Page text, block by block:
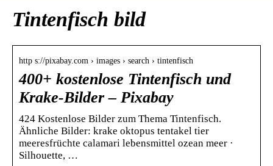
Tintenfisch bild
http s://pixabay.com › images › search › tintenfisch
400+ kostenlose Tintenfisch und
Krake-Bilder – Pixabay
424 Kostenlose Bilder zum Thema Tintenfisch.
Ähnliche Bilder: krake oktopus tentakel tier
meeresfrüchte calamari lebensmittel ozean meer ·
Silhouette, …